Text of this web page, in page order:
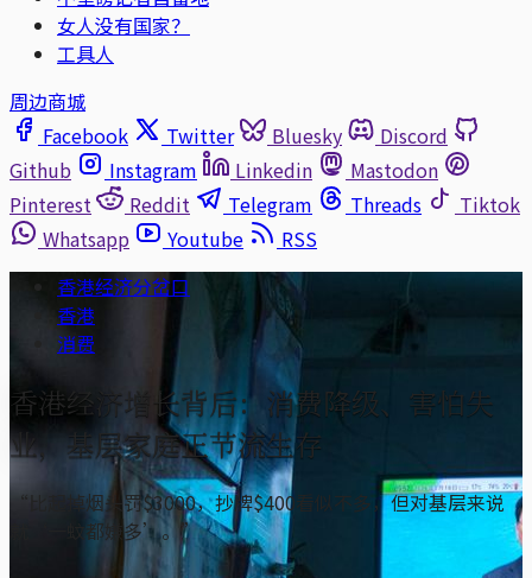
女人没有国家？
工具人
周边商城
Facebook
Twitter Bluesky
Discord
Github
Instagram Linkedin
Mastodon
Pinterest
Reddit Telegram Threads
Tiktok
Whatsapp
Youtube
RSS
香港经济分岔口
香港
消费
香港经济增长背后：消费降级、害怕失
业，基层家庭正节流生存
“比起掉烟头罚$3000，抄牌$400看似不多，但对基层来说
就‘一蚊都嫌多’。”